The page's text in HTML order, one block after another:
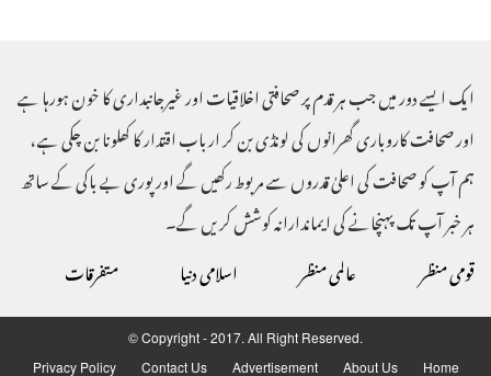
ایک ایسے دور میں جب ہر قدم پر صحافتی اخلاقیات اور غیرجانبداری کا خون ہورہا ہے
اور صحافت کاروباری گھرانوں کی لونڈی بن کر ارباب اقتدار کا کھلونا بن چکی ہے ،
ہم آپ کو صحافت کی اعلیٰ قدروں سے مربوط رکھیں گے اور پوری بے باکی کے ساتھ
ہر خبر آپ تک پہنچانے کی ایماندارانہ کوشش کریں گے۔
قومی منظر
عالمی منظر اسلامی دنیا متفرقات
© Copyright - 2017. All Right Reserved.
Home
About Us
Advertisement
Contact Us
Privacy Policy